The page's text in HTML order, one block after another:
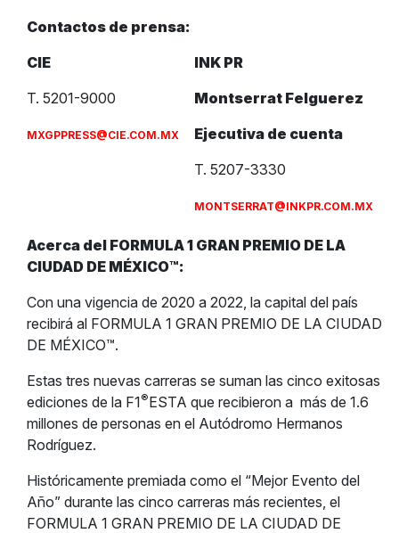
Contactos de prensa:
CIE
T. 5201-9000
MXGPPRESS@CIE.COM.MX
INK PR
Montserrat Felguerez
Ejecutiva de cuenta
T. 5207-3330
MONTSERRAT@INKPR.COM.MX
Acerca del FORMULA 1 GRAN PREMIO DE LA
CIUDAD DE MÉXICO™:
Con una vigencia de 2020 a 2022, la capital del país
recibirá al FORMULA 1 GRAN PREMIO DE LA CIUDAD
DE MÉXICO™.
Estas tres nuevas carreras se suman las cinco exitosas
ediciones de la F1®ESTA que recibieron a más de 1.6
millones de personas en el Autódromo Hermanos
Rodríguez.
Históricamente premiada como el “Mejor Evento del
Año” durante las cinco carreras más recientes, el
FORMULA 1 GRAN PREMIO DE LA CIUDAD DE